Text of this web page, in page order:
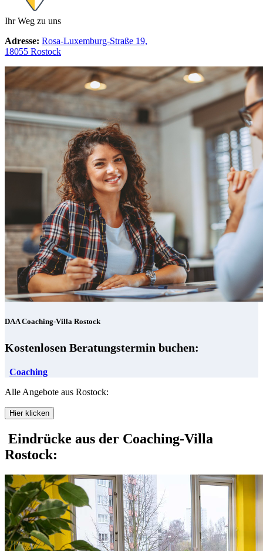
Ihr Weg zu uns
Adresse: Rosa-Luxemburg-Straße 19,
18055 Rostock
DAA Coaching-Villa Rostock
Kostenlosen Beratungstermin buchen:
Coaching
Alle Angebote aus Rostock:
Hier klicken
Eindrücke aus der Coaching-Villa
Rostock: